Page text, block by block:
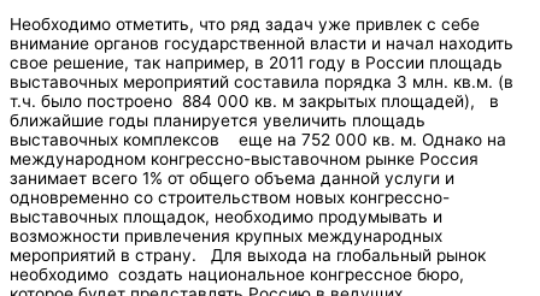
Необходимо отметить, что ряд задач уже привлек с себе
внимание органов государственной власти и начал находить
свое решение, так например, в 2011 году в России площадь
выставочных мероприятий составила порядка 3 млн. кв.м. (в
т.ч. было построено 884 000 кв. м закрытых площадей), в
ближайшие годы планируется увеличить площадь
выставочных комплексов еще на 752 000 кв. м. Однако на
международном конгрессно-выставочном рынке Россия
занимает всего 1% от общего объема данной услуги и
одновременно со строительством новых конгрессно-
выставочных площадок, необходимо продумывать и
возможности привлечения крупных международных
мероприятий в страну. Для выхода на глобальный рынок
необходимо создать национальное конгрессное бюро,